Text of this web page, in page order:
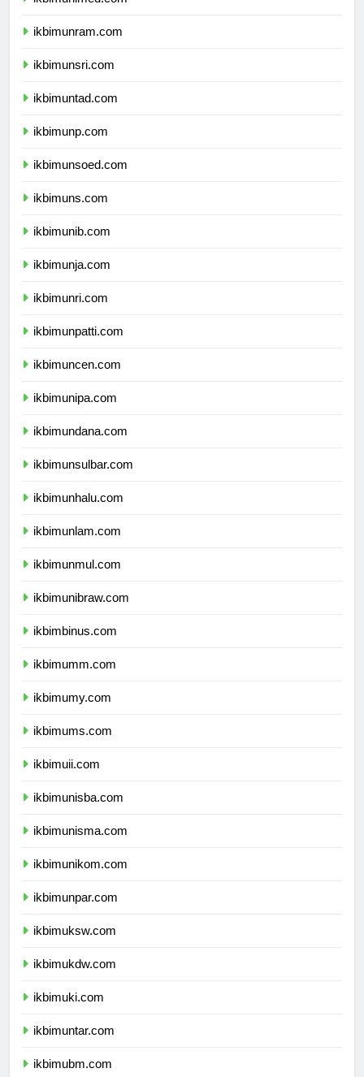
ikbimunram.com
ikbimunsri.com
ikbimuntad.com
ikbimunp.com
ikbimunsoed.com
ikbimuns.com
ikbimunib.com
ikbimunja.com
ikbimunri.com
ikbimunpatti.com
ikbimuncen.com
ikbimunipa.com
ikbimundana.com
ikbimunsulbar.com
ikbimunhalu.com
ikbimunlam.com
ikbimunmul.com
ikbimunibraw.com
ikbimbinus.com
ikbimumm.com
ikbimumy.com
ikbimums.com
ikbimuii.com
ikbimunisba.com
ikbimunisma.com
ikbimunikom.com
ikbimunpar.com
ikbimuksw.com
ikbimukdw.com
ikbimuki.com
ikbimuntar.com
ikbimubm.com